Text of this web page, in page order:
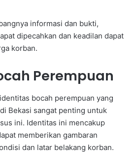
informasi dan bukti,
dipecahkan dan keadilan dapat
korban.
Perempuan
bocah perempuan yang
Bekasi sangat penting untuk
ini. Identitas ini mencakup
memberikan gambaran
dan latar belakang korban.